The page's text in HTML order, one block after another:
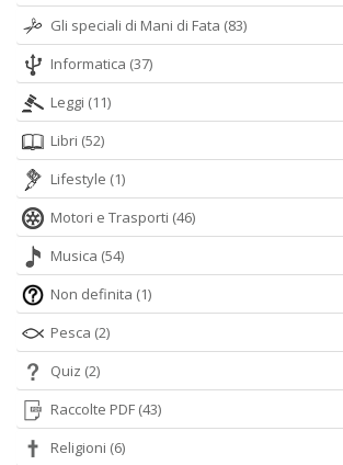
Gli speciali di Mani di Fata (83)
Informatica (37)
Leggi (11)
Libri (52)
Lifestyle (1)
Motori e Trasporti (46)
Musica (54)
Non definita (1)
Pesca (2)
Quiz (2)
Raccolte PDF (43)
Religioni (6)